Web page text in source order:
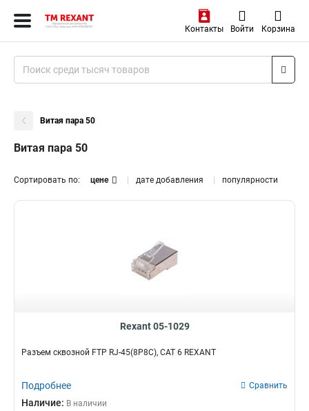
Контакты Войти Корзина
Витая пара 50
Витая пара 50
Сортировать по: цене дате добавления популярности
Rexant 05-1029
Разъем cквозной FTP RJ-45(8P8C), CAT 6 REXANT
Подробнее Сравнить
Наличие: В наличии